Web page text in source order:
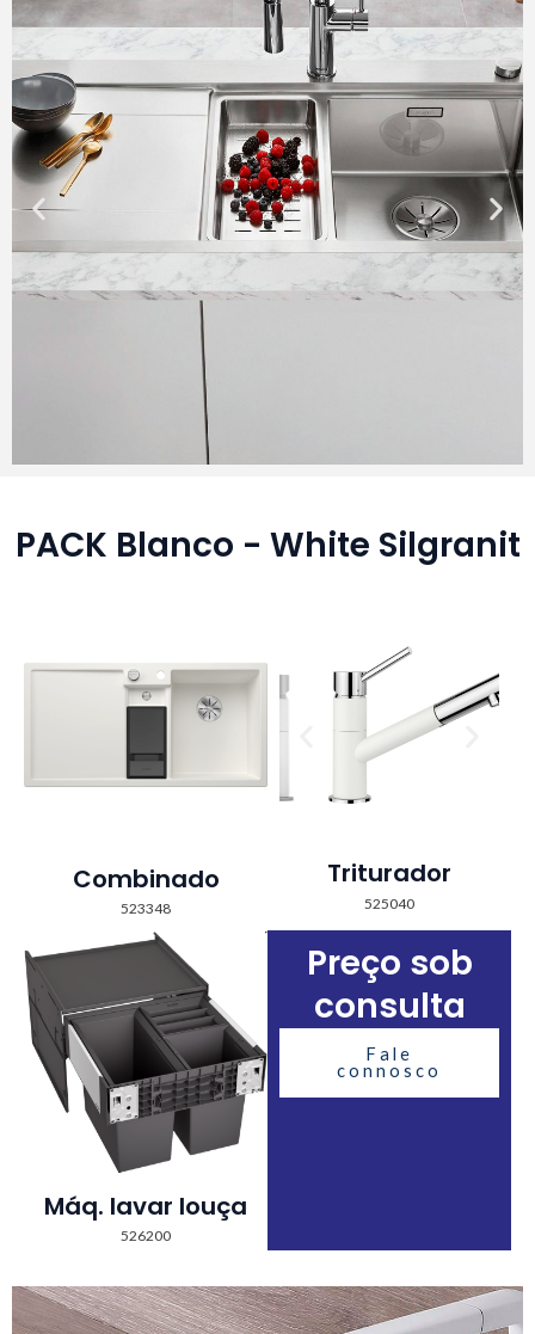
PACK Blanco - White Silgranit
Combinado
523348
Triturador
525040
Máq. lavar louça
526200
Preço sob
consulta
Fale
connosco